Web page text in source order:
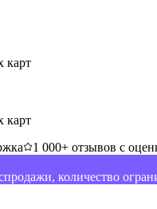
карт
карт
1 000+ отзывов с
количество